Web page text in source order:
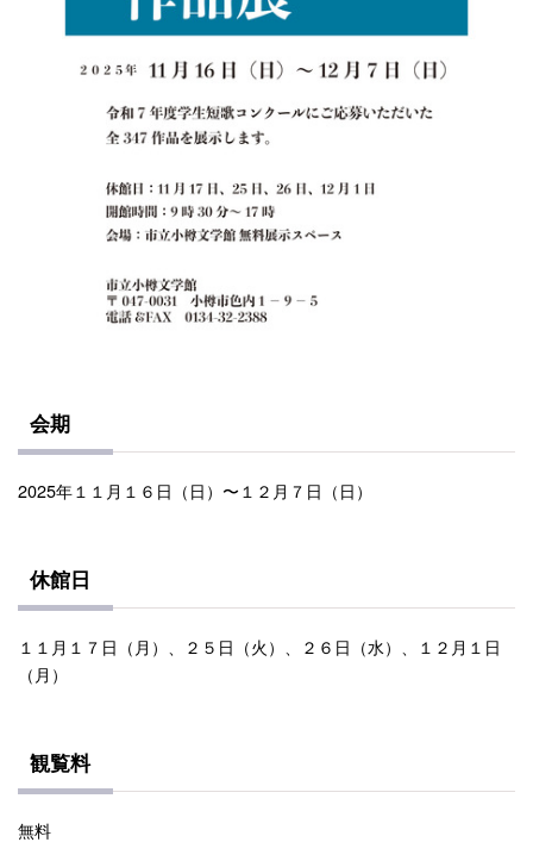
会期
2025年１１月１６日（日）〜１２月７日（日）
休館日
１１月１７日（月）、２５日（火）、２６日（水）、１２月１日
（月）
観覧料
無料